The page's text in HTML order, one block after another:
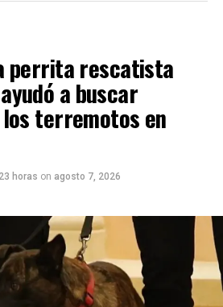
perrita rescatista
a buscar
terremotos en
horas on agosto 7, 2026